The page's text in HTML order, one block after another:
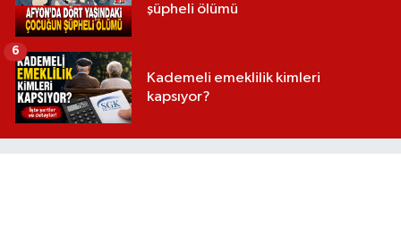
şüpheli ölümü
Kademeli emeklilik kimleri
kapsıyor?
6